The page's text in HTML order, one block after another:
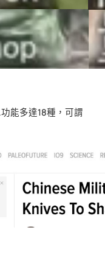
能多達18種，可謂